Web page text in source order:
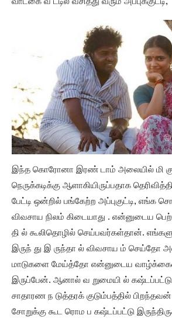
இந்த கொரோனா இரண் டாம் அலையில் மி
நெருக்கடிக்கு ஆளாகியிருப்பதாக
பேட்டி ஒன்றில் பங்கேற்ற அப்புகுட்டி, எங்க
விவசாய நிலம் கிடையாது . என்னுடைய
தி ல் கூலிதொழில் செய்பவர்கள்தான்.
இருந் து இ ருந்தா ல் விவசாய ம் செய்தோ
மாடுகளை மேய்த்தோ என்னுடைய
இருப்பேன். ஆனால் வ றுமையி ல் கஷ்டப்பட்டு
சாதாரண ந டுத்தரக் குடும்பத்தில்
சோறுக்கு கூட ரொம ப கஷ்டப்பட்டு